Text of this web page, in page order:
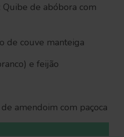
Quibe de abóbora com
de couve manteiga
e feijão
amendoim com paçoca